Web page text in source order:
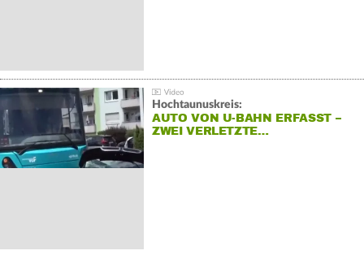
Hochtaunuskreis:
AUTO VON U-BAHN ERFASST –
ZWEI VERLETZTE…